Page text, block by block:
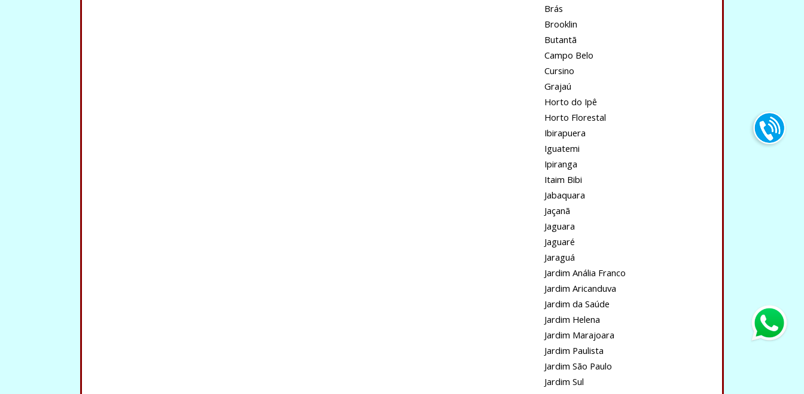
Brás
Brooklin
Butantã
Campo Belo
Cursino
Grajaú
Horto do Ipê
Horto Florestal
Ibirapuera
Iguatemi
Ipiranga
Itaim Bibi
Jabaquara
Jaçanã
Jaguara
Jaguaré
Jaraguá
Jardim Anália Franco
Jardim Aricanduva
Jardim da Saúde
Jardim Helena
Jardim Marajoara
Jardim Paulista
Jardim São Paulo
Jardim Sul